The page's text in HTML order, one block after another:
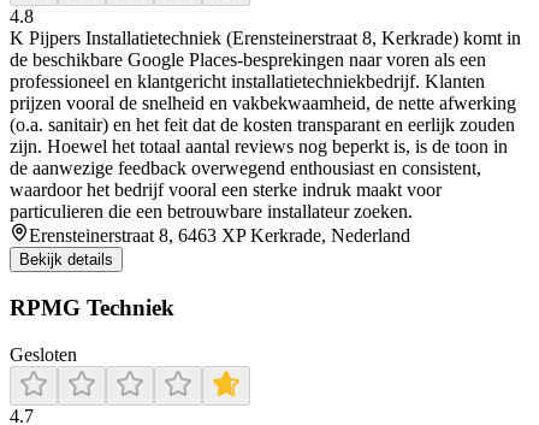
4.8
K Pijpers Installatietechniek (Erensteinerstraat 8, Kerkrade) komt in
de beschikbare Google Places-besprekingen naar voren als een
professioneel en klantgericht installatietechniekbedrijf. Klanten
prijzen vooral de snelheid en vakbekwaamheid, de nette afwerking
(o.a. sanitair) en het feit dat de kosten transparant en eerlijk zouden
zijn. Hoewel het totaal aantal reviews nog beperkt is, is de toon in
de aanwezige feedback overwegend enthousiast en consistent,
waardoor het bedrijf vooral een sterke indruk maakt voor
particulieren die een betrouwbare installateur zoeken.
Erensteinerstraat 8, 6463 XP Kerkrade, Nederland
Bekijk details
RPMG Techniek
Gesloten
4.7